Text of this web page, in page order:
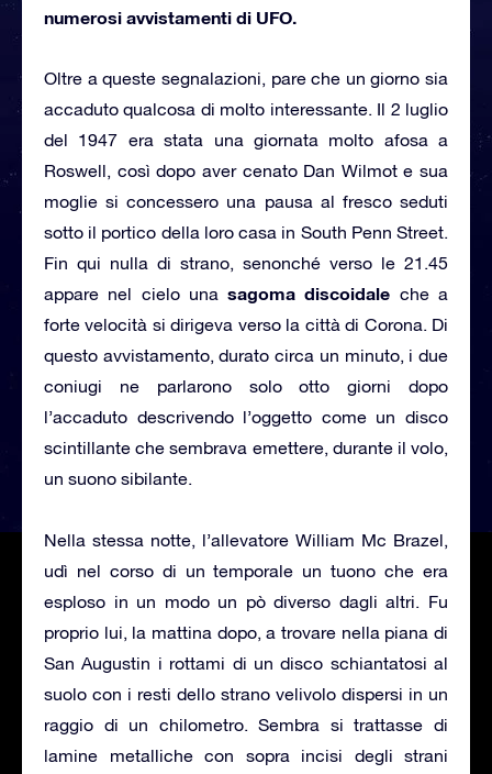
numerosi avvistamenti di UFO.
Oltre a queste segnalazioni, pare che un giorno sia
accaduto qualcosa di molto interessante. Il 2 luglio
del 1947 era stata una giornata molto afosa a
Roswell, così dopo aver cenato Dan Wilmot e sua
moglie si concessero una pausa al fresco seduti
sotto il portico della loro casa in South Penn Street.
Fin qui nulla di strano, senonché verso le 21.45
appare nel cielo unasagoma discoidale che a
forte velocità si dirigeva verso la città di Corona. Di
questo avvistamento, durato circa un minuto, i due
coniugi ne parlarono solo otto giorni dopo
l’accaduto descrivendo l’oggetto come un disco
scintillante che sembrava emettere, durante il volo,
un suono sibilante.
Nella stessa notte, l’allevatore William Mc Brazel,
udì nel corso di un temporale un tuono che era
esploso in un modo un pò diverso dagli altri. Fu
proprio lui, la mattina dopo, a trovare nella piana di
San Augustin i rottami di un disco schiantatosi al
suolo con i resti dello strano velivolo dispersi in un
raggio di un chilometro. Sembra si trattasse di
lamine metalliche con sopra incisi degli strani